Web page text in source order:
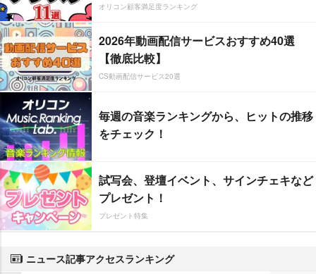
オリコン顧客満足度ランキング
2026年動画配信サービスおすすめ40選
【徹底比較】
CS動画配信サービス20選
毎週の音楽ランキングから、ヒットの推移
をチェック！
試写会、登壇イベント、サインチェキなど
プレゼント！
プレゼント特集
ニュース記事アクセスランキング